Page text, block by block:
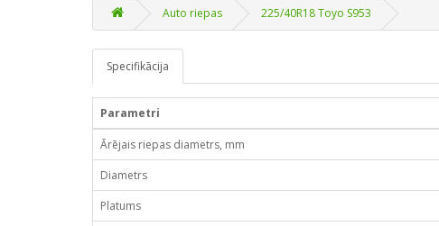
Auto riepas 225/40R18 Toyo S953
Specifikācija
Parametri
Ārējais riepas diametrs, mm
Diametrs
Platums